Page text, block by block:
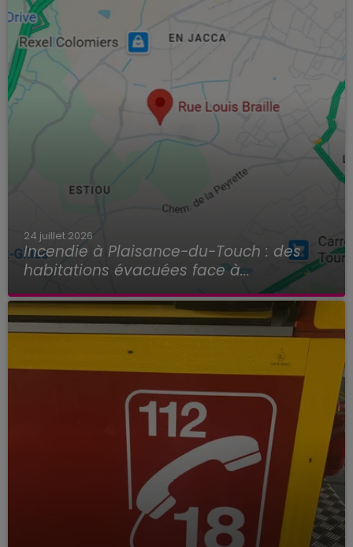
24 juillet 2026
Incendie à Plaisance-du-Touch : des
habitations évacuées face à...